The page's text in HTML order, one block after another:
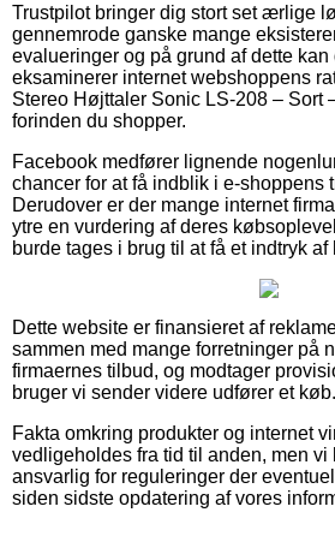
Trustpilot bringer dig stort set ærlige
gennemrode ganske mange
evalueringer og på grund af dette kan
eksaminerer internet webshoppens
Stereo Højttaler Sonic LS-208 – Sort
forinden du shopper.
Facebook medfører lignende
chancer for at få indblik i e-shoppens
Derudover er der mange internet
ytre en vurdering af deres
burde tages i brug til at få et indtryk
Dette website er finansieret af
sammen med mange forretninger på
firmaernes tilbud, og modtager
bruger vi sender videre udfører et køb.
Fakta omkring produkter og internet
vedligeholdes fra tid til anden, men vi
ansvarlig for reguleringer der
siden sidste opdatering af vores